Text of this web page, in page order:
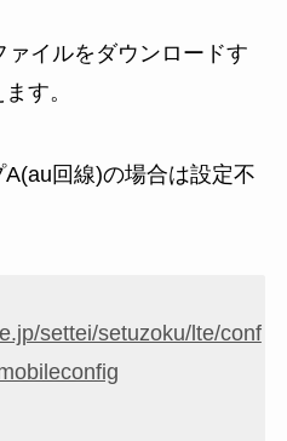
イルをダウンロードす
す。
回線)の場合は設定不
settei/setuzoku/lte/conf